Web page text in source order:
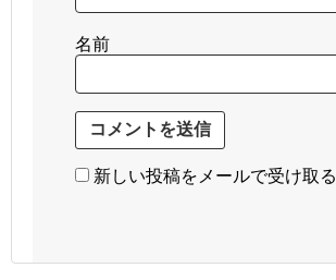
名前
新しい投稿をメールで受け取る